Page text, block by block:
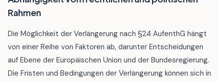
Rahmen
Die Möglichkeit der Verlängerung nach §24 AufenthG hängt
von einer Reihe von Faktoren ab, darunter Entscheidungen
auf Ebene der Europäischen Union und der Bundesregierung.
Die Fristen und Bedingungen der Verlängerung können sich in